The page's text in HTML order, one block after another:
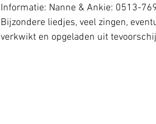
Informatie: Nanne & Ankie: 0513-
Bijzondere liedjes, veel zingen,
verkwikt en opgeladen uit